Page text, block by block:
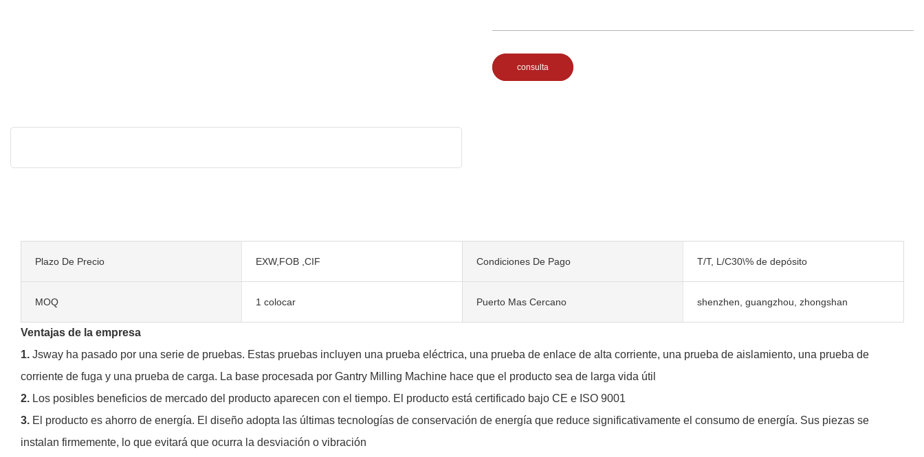
consulta
Plazo De Precio EXW,FOB ,CIF Condiciones De Pago T/T, L/C30\% de depósito
MOQ 1 colocar Puerto Mas Cercano shenzhen, guangzhou, zhongshan
Ventajas de la empresa
1. Jsway ha pasado por una serie de pruebas. Estas pruebas incluyen una prueba eléctrica, una prueba de enlace de alta corriente, una prueba de aislamiento, una prueba de
corriente de fuga y una prueba de carga. La base procesada por Gantry Milling Machine hace que el producto sea de larga vida útil
2. Los posibles beneficios de mercado del producto aparecen con el tiempo. El producto está certificado bajo CE e ISO 9001
3. El producto es ahorro de energía. El diseño adopta las últimas tecnologías de conservación de energía que reduce significativamente el consumo de energía. Sus piezas se
instalan firmemente, lo que evitará que ocurra la desviación o vibración